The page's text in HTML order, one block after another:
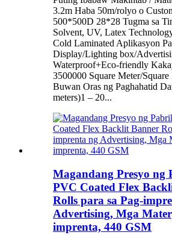
3.2m Haba 50m/rolyo o
500*500D 28*28 Tugma sa
Solvent, UV, Latex
Cold Laminated Aplikasyon
Display/Lighting box/
Waterproof+Eco-friendly
3500000 Square Meter/
Buwan Oras ng Paghahatid
meters)1 – 20...
Magandang Presyo ng
PVC Coated Flex
Rolls para sa Pag-
Advertising, Mga
imprenta, 440 GSM